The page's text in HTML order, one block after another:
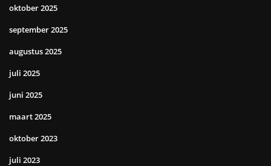
oktober 2025
september 2025
augustus 2025
juli 2025
juni 2025
maart 2025
oktober 2023
juli 2023